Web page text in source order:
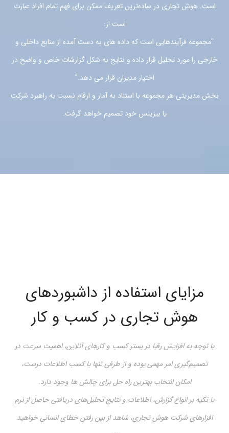
است. هوش تجاری در ساده‌ترین تعریف ممکن برای فهم تمام افراد عبارت
است از:
“مجموعه فرآیندهایی است که داده های به دست آمده از منابع داخلی و
خارجی را مورد تحلیل قرار داده و نتایج به شکل گزارشات خاص و واضح در
اختیار مدیران قرار می دهد.”
بخش مدیریتی هر مجموعه با استناد به آمار و ارقام نسبت به راهبرد شرکت
یا بیزینس خود تصمیم خواهد گرفت.
مزایای استفاده از داشبوردهای
هوش تجاری در کسب و کار
با توجه به افزایش رقبا در بستر کسب و کارهای آنلاین، اهمیت سرعت در
تصمیم‌گیری امر مهمی بوده و از طرفی تنها با کسب اطلاعات درست،
امکان انتخاب بهترین راه حل برای چالش ها وجود دارد.
با تکیه بر انواع گزارش، اطلاعات و نتایج تحلیل‌های دریافتی حاصل از نرم
افزارهای شرکت هوش تجاری، شاهد از بین رفتن خطای انسانی خواهید